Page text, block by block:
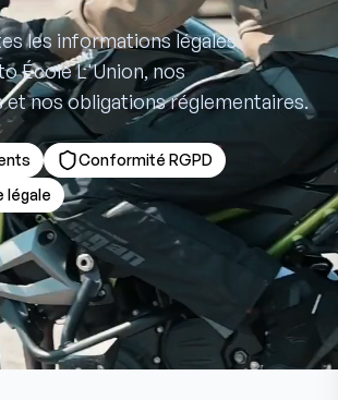
les informations légales
École L'Union, nos
nos obligations réglementaires.
Conformité RGPD
légale